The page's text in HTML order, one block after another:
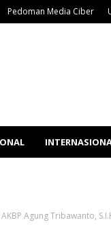
Pedoman Media Ciber
Agung Tribawanto,